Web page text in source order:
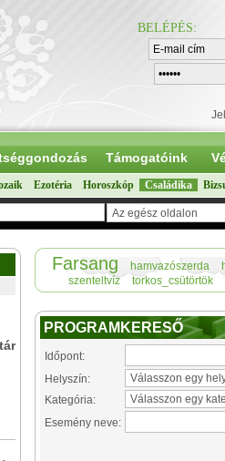
BELÉPÉS:
Támogatóink
Ezotéria Horoszkóp Családika
Farsang hamvazószerda
szenteltvíz
torkos_csütörtök
PROGRAMKERESŐ
Időpont:
Helyszín:
Kategória:
Esemény neve: